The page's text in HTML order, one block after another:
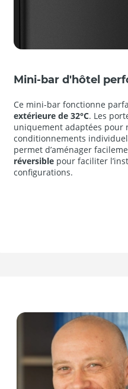
Mini-bar d'hôtel
Ce mini-bar fonctionne
extérieure de 32°C. Les
uniquement adaptées pour
conditionnements
permet d’aménager
réversible pour faciliter
configurations.